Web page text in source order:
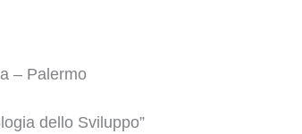
– Palermo
dello Sviluppo”